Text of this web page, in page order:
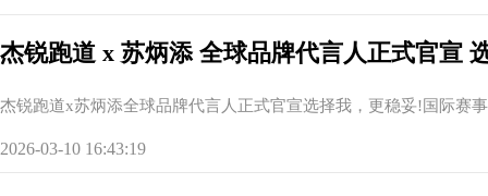
杰锐跑道 x 苏炳添 全球品牌代言人正式官宣
杰锐跑道x苏炳添全球品牌代言人正式官宣选择我，更稳妥!国际赛
2026-03-10 16:43:19